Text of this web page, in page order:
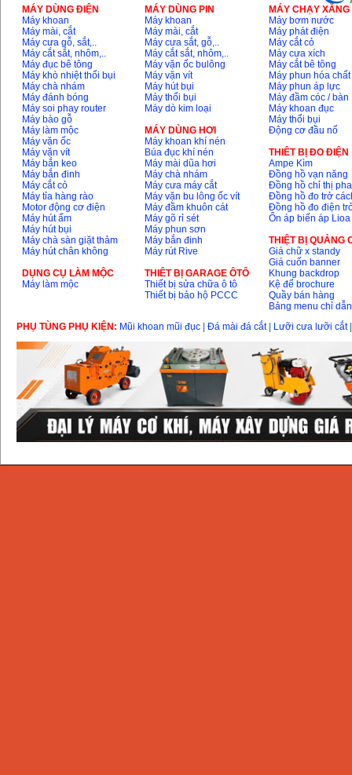
MÁY DÙNG ĐIỆN
Máy khoan
Máy mài, cắt
Máy cưa gỗ, sắt,..
Máy cắt sắt, nhôm,..
Máy đục bê tông
Máy khò nhiệt thổi bụi
Máy chà nhám
Máy đánh bóng
Máy soi phay router
Máy bào gỗ
Máy làm mộc
Máy vặn ốc
Máy vặn vít
Máy bắn keo
Máy bắn đinh
Máy cắt cỏ
Máy tỉa hàng rào
Motor động cơ điện
Máy hút ẩm
Máy hút bụi
Máy chà sàn giặt thảm
Máy hút chân không
DỤNG CỤ LÀM MỘC
Máy làm mộc
MÁY DÙNG PIN
Máy khoan
Máy mài, cắt
Máy cưa sắt, gỗ,..
Máy cắt sắt, nhôm,..
Máy vặn ốc bulông
Máy vặn vít
Máy hút bụi
Máy thổi bụi
Máy dò kim loại
MÁY DÙNG HƠI
Máy khoan khí nén
Búa đục khí nén
Máy mài dũa hơi
Máy chà nhám
Máy cưa máy cắt
Máy vặn bu lông ốc vít
Máy đầm khuôn cát
Máy gõ rỉ sét
Máy phun sơn
Máy bắn đinh
Máy rút Rive
THIÊT BỊ GARAGE ÔTÔ
Thiết bị sửa chữa ô tô
Thiết bị bảo hộ PCCC
MÁY CHẠY
Máy bơm nước
Máy phát điện
Máy cắt cỏ
Máy cưa xích
Máy cắt bê tông
Máy phun hóa chất
Máy phun áp lực
Máy đầm cóc / bàn
Máy khoan đục
Máy thổi bụi
Động cơ đầu nổ
THIÊT BỊ ĐO ĐIỆN
Ampe Kìm
Đồng hồ vạn năng
Đồng hồ chỉ thị pha
Đồng hồ đo trở
Đồng hồ đo điện
Ổn áp biến áp Lioa
THIỆT BỊ QUẢNG
Giá chữ x standy
Giá cuốn banner
Khung backdrop
Kệ để brochure
Quầy bán hàng
Bảng menu chỉ dẫn
PHỤ TÙNG PHỤ KIỆN: Mũi khoan mũi đục Đá mài đá cắt| Lưỡi cưa lưỡi cắt